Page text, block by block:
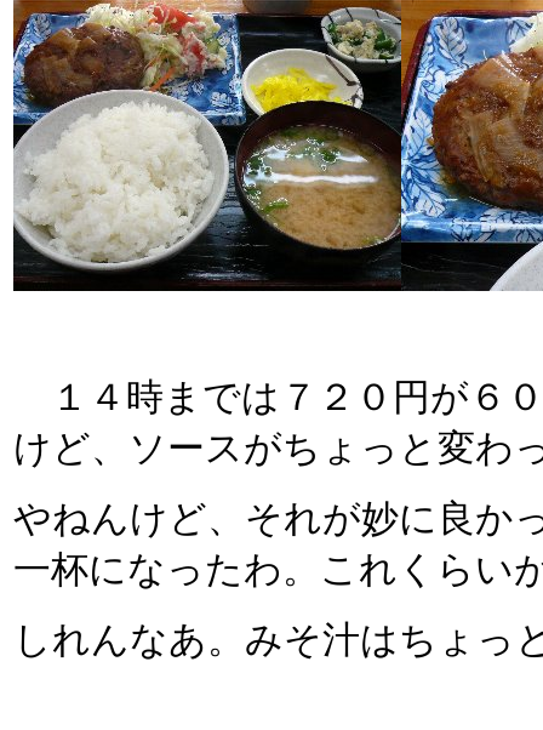
１４時までは７２０円が６
けど、ソースがちょっと変わ
やねんけど、それが妙に良か
一杯になったわ。これくらい
しれんなあ。みそ汁はちょっ